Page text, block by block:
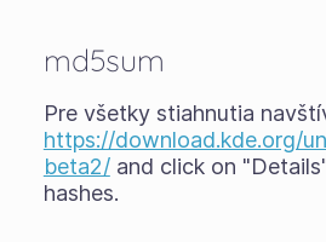
md5sum
Pre všetky stiahnutia
https://download.kde.org/
beta2/and click on
hashes.